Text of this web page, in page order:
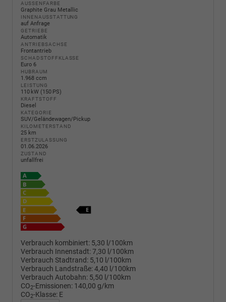
AUSSENFARBE
Graphite Grau Metallic
INNENAUSSTATTUNG
auf Anfrage
GETRIEBE
Automatik
ANTRIEBSACHSE
Frontantrieb
SCHADSTOFFKLASSE
Euro 6
HUBRAUM
1.968 ccm
LEISTUNG
110 kW (150 PS)
KRAFTSTOFF
Diesel
KATEGORIE
SUV/Geländewagen/Pickup
KILOMETERSTAND
25 km
ERSTZULASSUNG
01.06.2026
ZUSTAND
unfallfrei
Verbrauch kombiniert: 5,30 l/100km
Verbrauch Innenstadt:7,30 l/100km
Verbrauch Stadtrand: 5,10 l/100km
Verbrauch Landstraße:4,40 l/100km
Verbrauch Autobahn: 5,50 l/100km
CO2-Emissionen: 140,00 g/km
CO2-Klasse: E